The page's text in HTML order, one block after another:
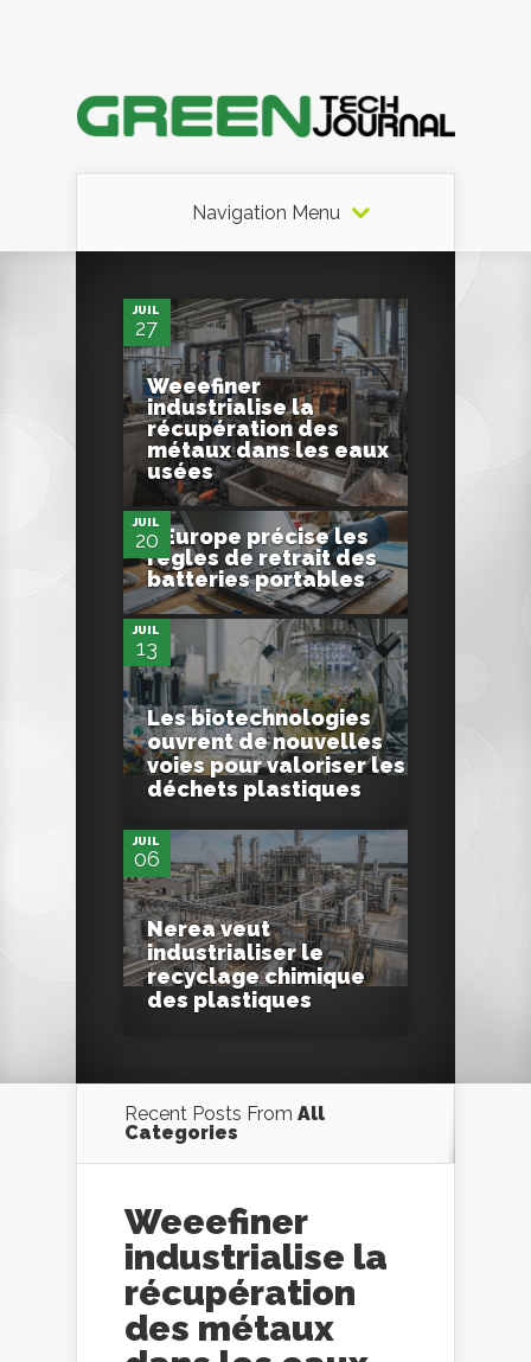
Navigation Menu
JUIL
27
Weeefiner
industrialise la
récupération des
métaux dans les eaux
usées
JUIL
20
0
L’Europe précise les
règles de retrait des
batteries portables
JUIL
13
0
Les biotechnologies
ouvrent de nouvelles
voies pour valoriser les
déchets plastiques
JUIL
06
0
Nerea veut
industrialiser le
recyclage chimique
des plastiques
Recent Posts From All
Categories
Weeefiner
industrialise la
récupération
des métaux